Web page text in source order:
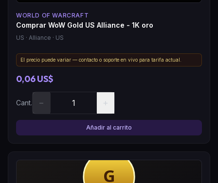
WORLD OF WARCRAFT
Comprar WoW Gold US Alliance - 1K oro
US · Alliance · US
El precio puede variar — contacto o soporte en vivo para tarifa actual.
0,06 US$
Cant. − +
Añadir al carrito